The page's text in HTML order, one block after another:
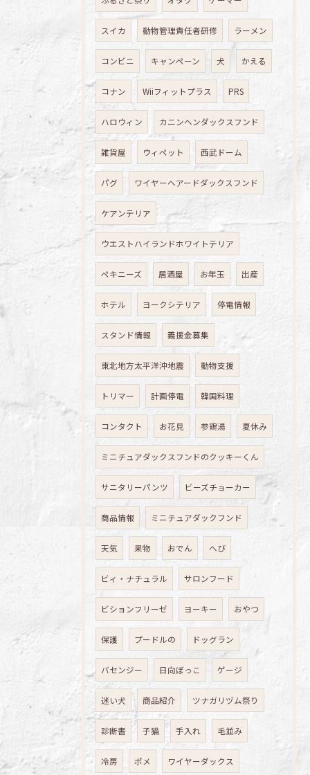
スイカ 動物管理責任者研修 ラーメン
コンビニ キャンペーン 犬 かえる
コナン Wiiフィットプラス PRS
ハロウィン カニンヘンダックスフンド
雑貨屋 ウィペット 西武ドーム
パグ ワイヤーヘアードダックスフンド
ケアンテリア
ウエストハイランドホワイトテリア
ペキニーズ 居酒屋 お年玉 出産
ホテル ヨークシテリア 停電情報
スタンド情報 義援金募集
東北地方太平洋沖地震 動物支援
トリマー 計画停電 韓国料理
コンタクト お花見 参鶏湯 夏休み
ミニチュアダックスフンドのクッキーくん
サニタリーパンツ ビーズチョーカー
商品情報 ミニチュアダックフンド
天気 果物 おでん へび
ビィ・ナチュラル サロンフード
ビションフリーゼ ヨーキー おやつ
保護 プードルの ドッグラン
バセンジー 日向ぼっこ ゲージ
迷い犬 商品紹介 ツナガリヅム祭り
診断書 子猫 手入れ 毛並み
冷房 ポメ ワイヤーダックス